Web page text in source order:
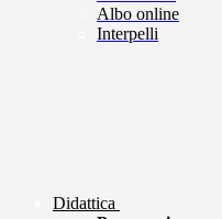
Albo online
Interpelli
Didattica